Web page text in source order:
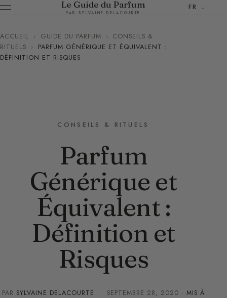
Le Guide du Parfum
PAR SYLVAINE DELACOURTE
FR
ACCUEIL › GUIDE DU PARFUM › CONSEILS &
RITUELS
›
PARFUM GÉNÉRIQUE ET ÉQUIVALENT :
DÉFINITION ET RISQUES
CONSEILS & RITUELS
Parfum
Générique et
Équivalent :
Définition et
Risques
PAR SYLVAINE DELACOURTE · SEPTEMBRE 28, 2020 · MIS À